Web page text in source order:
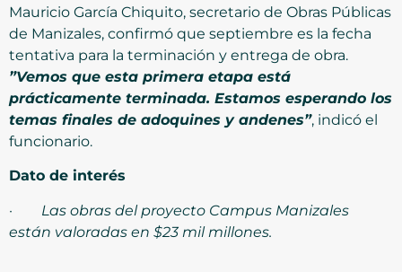
Mauricio García Chiquito, secretario de Obras Públicas
de Manizales, confirmó que septiembre es la fecha
tentativa para la terminación y entrega de obra.
”Vemos que esta primera etapa está
prácticamente terminada. Estamos esperando los
temas finales de adoquines y andenes”, indicó el
funcionario.
Dato de interés
· Las obras del proyecto Campus Manizales
están valoradas en $23 mil millones.